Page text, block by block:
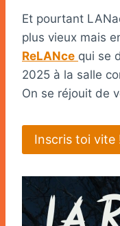
Et pourtant
plus vieux mais
ReLANce qui se
2025 à la salle
On se réjouit de
Inscris toi vite